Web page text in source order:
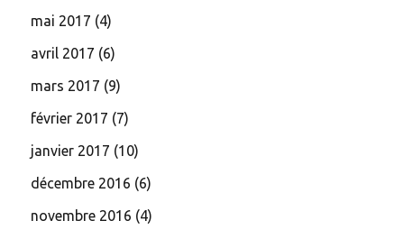
mai 2017 (4)
avril 2017 (6)
mars 2017 (9)
février 2017 (7)
janvier 2017 (10)
décembre 2016 (6)
novembre 2016 (4)